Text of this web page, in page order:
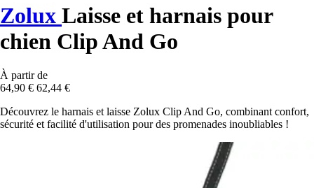
Zolux Laisse et harnais pour
chien Clip And Go
À partir de
64,90 € 62,44 €
Découvrez le harnais et laisse Zolux Clip And Go, combinant confort,
sécurité et facilité d'utilisation pour des promenades inoubliables !